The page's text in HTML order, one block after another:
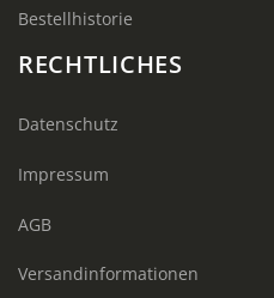
Bestellhistorie
RECHTLICHES
Datenschutz
Impressum
AGB
Versandinformationen